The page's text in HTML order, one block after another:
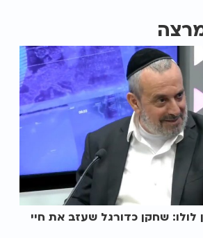
שחקן כדורגל שעזב את חיי